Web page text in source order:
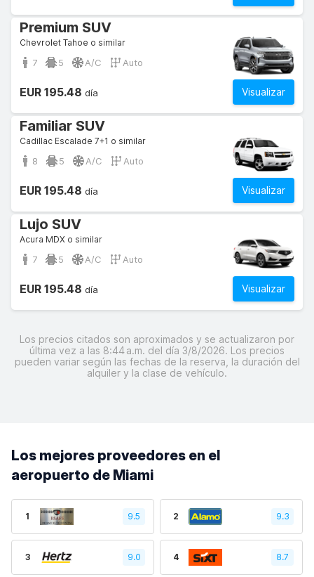
Premium SUV
Chevrolet Tahoe o similar
7 5 A/C Auto
Visualizar
EUR 195.48 día
Familiar SUV
Cadillac Escalade 7+1 o similar
8 5 A/C Auto
Visualizar
EUR 195.48 día
Lujo SUV
Acura MDX o similar
7 5 A/C Auto
Visualizar
EUR 195.48 día
Los precios citados son aproximados y se actualizaron por
última vez a las 8:44 a.m. del día 3/8/2026. Los precios
pueden variar según las fechas de la reserva, la duración del
alquiler y la clase de vehículo.
Los mejores proveedores en el
aeropuerto de Miami
1 9.5 2 9.3
3 9.0 4 8.7